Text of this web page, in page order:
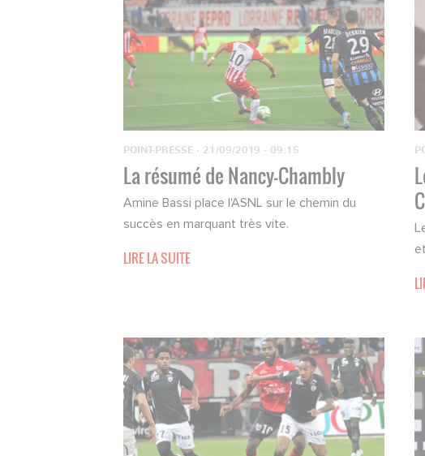
POINT-PRESSE · 21/09/2019 - 09:15
La résumé de Nancy-Chambly
Amine Bassi place l'ASNL sur le chemin du
succès en marquant très vite.
LIRE LA SUITE